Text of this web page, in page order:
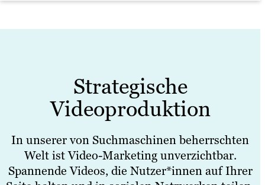
Requisiten auf Ihr visuelles Branding ab.
Und wenn Sie gerne wüssten, ob Ihre
Spots bei der Kundschaft angekommen
sind, hilft Ihnen unser Team gerne, die
richtigen Kennzahlen für die
Erfolgsmessung zu definieren.
Produkt im Livestream auf einer
Gerade Produktfilme sind eine
hervorragende Möglichkeit, Ihr Angebot
vorzuführen. Sie können visuelles
Funktionen und
Alleinstellungsmerkmale zu
demonstrieren, die im Werbetext nicht
MEHR BEISPIELE
Strategische
Videoproduktion
In unserer von Suchmaschinen beherrschten
Welt ist Video-Marketing unverzichtbar.
Spannende Videos, die Nutzer*innen auf Ihrer